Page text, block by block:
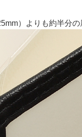
）よりも約半分